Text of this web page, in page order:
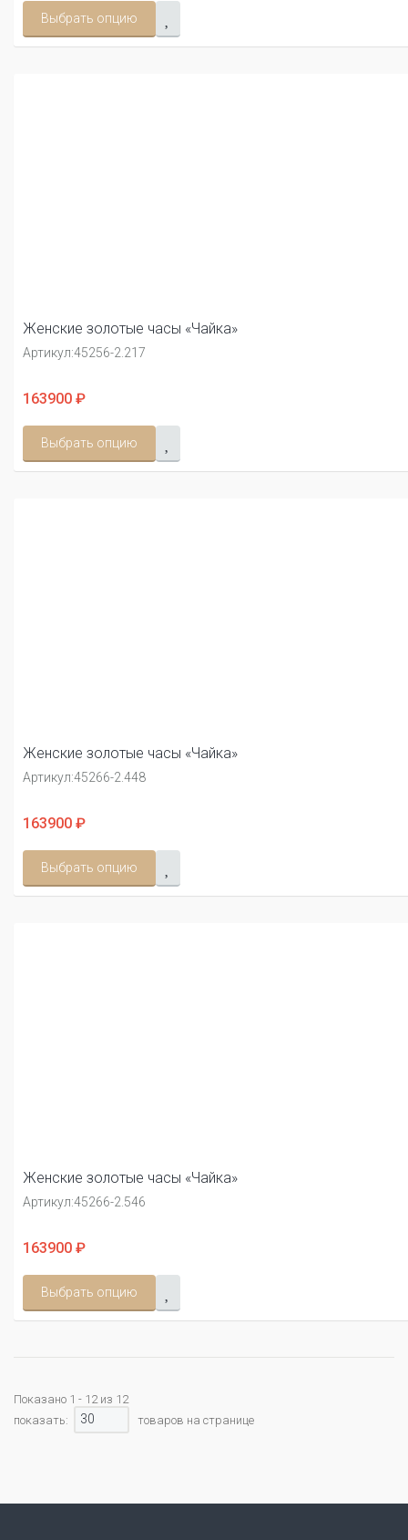
Выбрать опцию
Женские золотые часы «Чайка»
Артикул:45256-2.217
163900 ₽
Выбрать опцию
Женские золотые часы «Чайка»
Артикул:45266-2.448
163900 ₽
Выбрать опцию
Женские золотые часы «Чайка»
Артикул:45266-2.546
163900 ₽
Выбрать опцию
Показано 1 - 12 из 12
показать:
30 товаров на странице